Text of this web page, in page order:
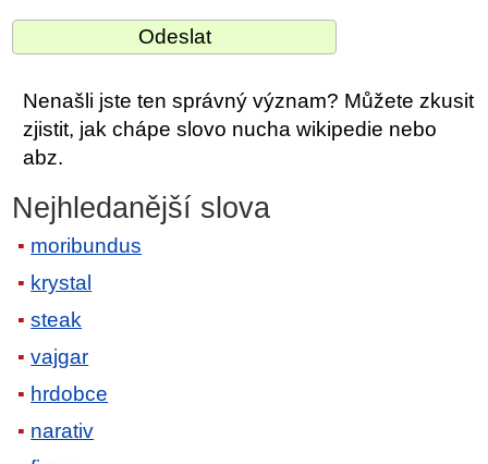
Nenašli jste ten správný význam? Můžete zkusit
zjistit, jak chápe slovo nucha wikipedie nebo
abz.
Nejhledanější slova
moribundus
krystal
steak
vajgar
hrdobce
narativ